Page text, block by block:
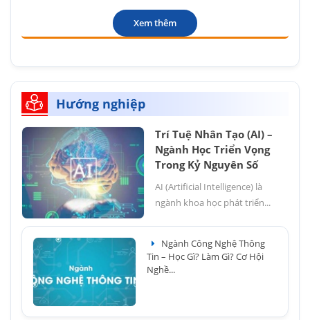
Xem thêm
Hướng nghiệp
Trí Tuệ Nhân Tạo (AI) –
Ngành Học Triển Vọng
Trong Kỷ Nguyên Số
AI (Artificial Intelligence) là
ngành khoa học phát triển...
Ngành Công Nghệ Thông
Tin – Học Gì? Làm Gì? Cơ Hội
Nghề...